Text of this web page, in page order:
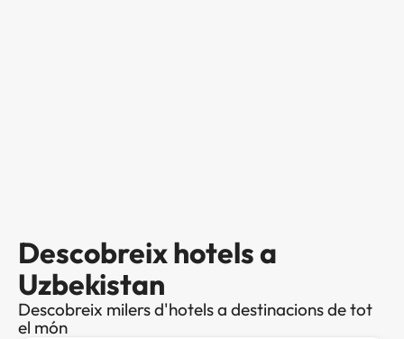
Descobreix hotels a
Uzbekistan
Descobreix milers d'hotels a destinacions de tot
el món